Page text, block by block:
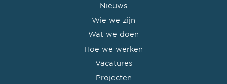
Nieuws
Wie we zijn
Wat we doen
Hoe we werken
Vacatures
Projecten